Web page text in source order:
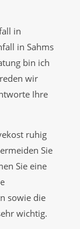
in
in Sahms
bin ich
wir
Ihre
ruhig
Sie
Sie eine
sowie die
wichtig.